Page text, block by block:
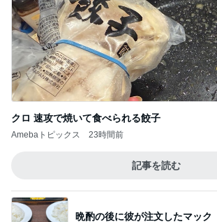
クロ 速攻で焼いて食べられる餃子
Amebaトピックス 23時間前
記事を読む
晩酌の後に彼が注文したマック